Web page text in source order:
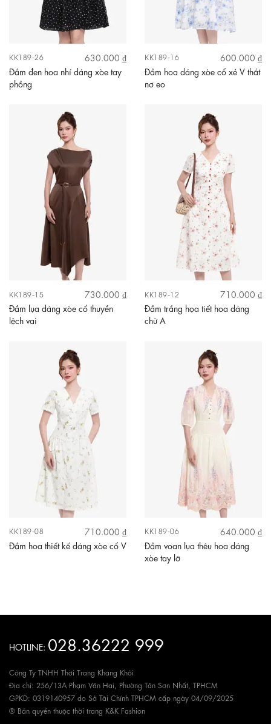
KK189-26
630.000 ₫
Đầm đen hoa nhí dáng xòe tay
phồng
KK189-16
600.000 ₫
Đầm hoa dáng xòe cổ xẻ V thắt
nơ eo
KK189-15
730.000 ₫
Đầm lụa dáng xòe cổ thuyền
lệch vai
KK189-12
710.000 ₫
Đầm trắng họa tiết hoa dáng
chữ A
KK189-08
710.000 ₫
Đầm hoa thiết kế dáng xòe cổ V
KK189-06
640.000 ₫
Đầm voan lụa thêu hoa dáng
xòe tay lỡ
HOTLINE: 028.36222 999
Công Ty TNHH Thời Trang Khang Khôi
Địa chỉ: 256/13A Phạm Văn Hai, Phường Tân Sơn Nhất, TPHCM
GPKD: 0319140957 do Sở Tài Chính TPHCM cấp ngày 04/09/2025
® Bản quyền thuộc thời trang K&K Fashion